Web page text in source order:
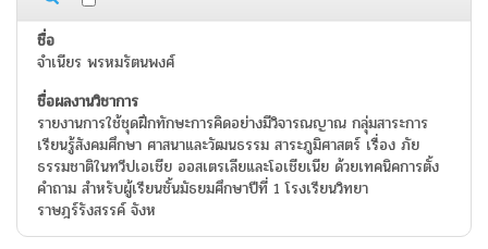
จำเนียร พรหมรัตนพงศ์
รายงานการใช้ชุดฝึกทักษะการคิดอย่างมีวิจารณญาณ กลุ่มสาระการ
เรียนรู้สังคมศึกษา ศาสนาและวัฒนธรรม สาระภูมิศาสตร์ เรื่อง ภัย
ธรรมชาติในทวีปเอเชีย ออสเตรเลียและโอเชียเนีย ด้วยเทคนิคการตั้ง
คำถาม สำหรับผู้เรียนชั้นมัธยมศึกษาปีที่ 1 โรงเรียนวิทยา
ราษฎร์รังสรรค์ จังห